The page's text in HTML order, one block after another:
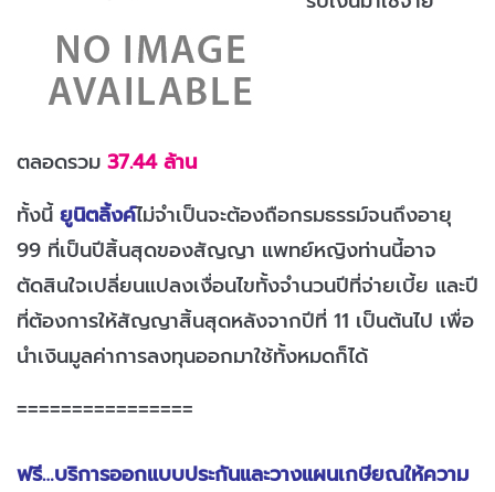
ตลอดรวม 37.44 ล้าน
ทั้งนี้ยูนิตลิ้งค์ไม่จำเป็นจะต้องถือกรมธรรม์จนถึงอายุ
99 ที่เป็นปีสิ้นสุดของสัญญา แพทย์หญิงท่านนี้อาจ
ตัดสินใจเปลี่ยนแปลงเงื่อนไขทั้งจำนวนปีที่จ่ายเบี้ย และปี
ที่ต้องการให้สัญญาสิ้นสุดหลังจากปีที่ 11 เป็นต้นไป เพื่อ
นำเงินมูลค่าการลงทุนออกมาใช้ทั้งหมดก็ได้
================
ฟรี…บริการออกแบบประกันและวางแผนเกษียณให้ความ